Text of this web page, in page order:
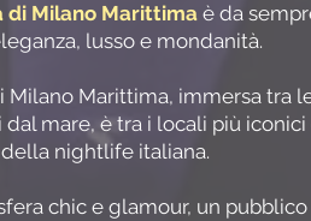
di Milano Marittima è da
lusso e mondanità.
Milano Marittima, immersa tra
dal mare, è tra i locali più iconici
della nightlife italiana.
chic e glamour, un pubblico